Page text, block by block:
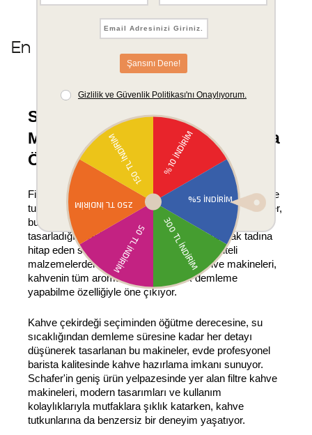
En Son Gezilenler
Schafer Filtre Kahve
Makineleriyle Kahve Tutkunlarına
Özel Lezzet
Filtre kahve, aromatik yapısı ve zengin lezzetiyle kahve
tutkunlarının vazgeçilmez içeceklerinden biridir. Schafer,
bu eşsiz deneyimi en üst seviyeye taşımak için
tasarladığı filtre kahve makineleriyle her damak tadına
hitap eden seçenekler sunuyor. Yüksek kaliteli
malzemelerden üretilen Schafer filtre kahve makineleri,
kahvenin tüm aromalarını koruyarak demleme
yapabilme özelliğiyle öne çıkıyor.
Kahve çekirdeği seçiminden öğütme derecesine, su
sıcaklığından demleme süresine kadar her detayı
düşünerek tasarlanan bu makineler, evde profesyonel
barista kalitesinde kahve hazırlama imkanı sunuyor.
Schafer'in geniş ürün yelpazesinde yer alan filtre kahve
makineleri, modern tasarımları ve kullanım
kolaylıklarıyla mutfaklara şıklık katarken, kahve
tutkunlarına da benzersiz bir deneyim yaşatıyor.